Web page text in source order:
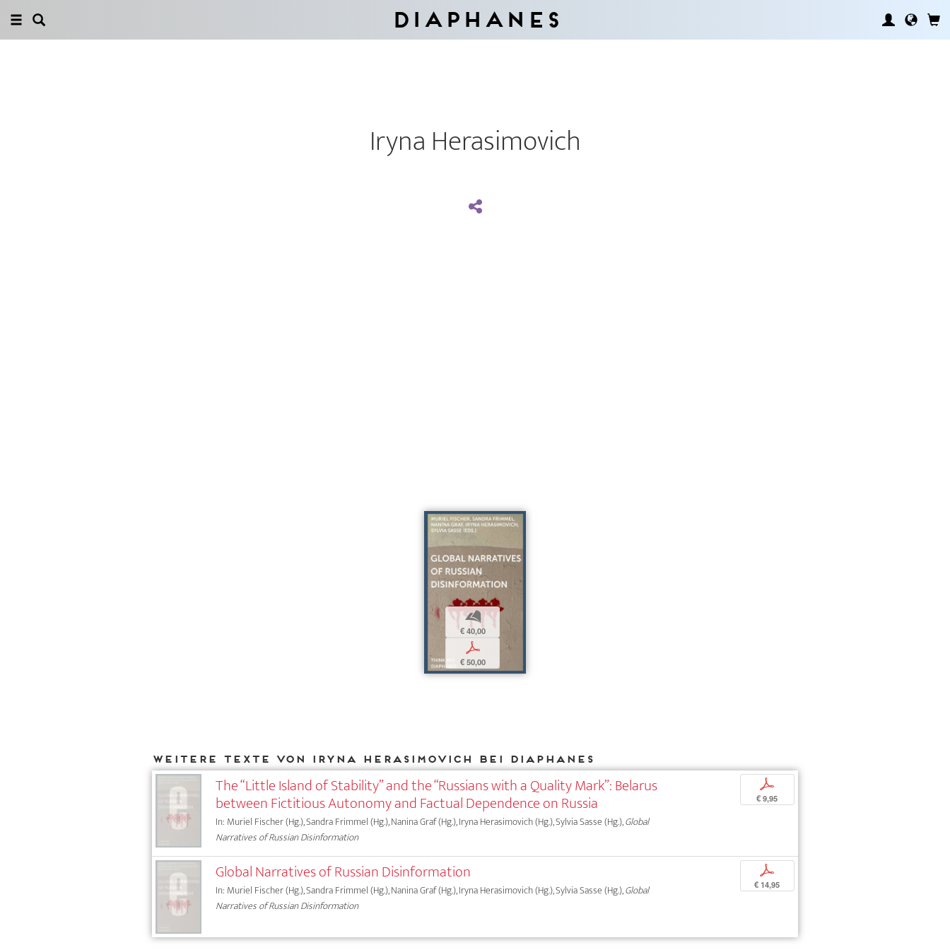
Diaphanes
Iryna Herasimovich
b
€ 40,00
p
€ 50,00
Weitere Texte von Iryna Herasimovich bei DIAPHANES
The “Little Island of Stability” and the “Russians with a Quality Mark”: Belarus
between Fictitious Autonomy and Factual Dependence on Russia
In: Muriel Fischer (Hg.), Sandra Frimmel (Hg.), Nanina Graf (Hg.), Iryna Herasimovich (Hg.), Sylvia Sasse (Hg.),Global
Narratives of Russian Disinformation
p
€ 9,95
Global Narratives of Russian Disinformation
In: Muriel Fischer (Hg.), Sandra Frimmel (Hg.), Nanina Graf (Hg.), Iryna Herasimovich (Hg.), Sylvia Sasse (Hg.),Global
Narratives of Russian Disinformation
p
€ 14,95